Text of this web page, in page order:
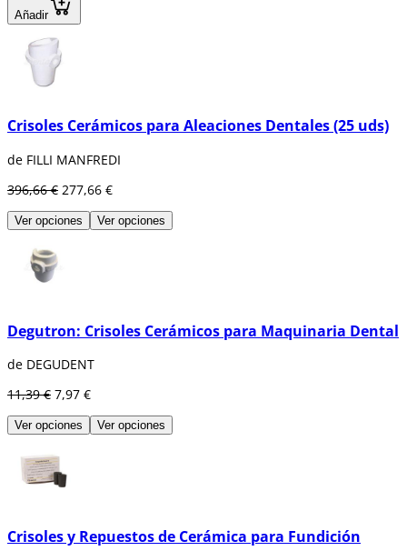
Añadir
Crisoles Cerámicos para Aleaciones Dentales (25 uds)
de FILLI MANFREDI
396,66 € 277,66 €
Ver opciones Ver opciones
Degutron: Crisoles Cerámicos para Maquinaria Dental
de DEGUDENT
11,39 € 7,97 €
Ver opciones Ver opciones
Crisoles y Repuestos de Cerámica para Fundición